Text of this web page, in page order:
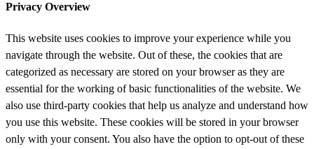
Privacy Overview
This website uses cookies to improve your experience while you
navigate through the website. Out of these, the cookies that are
categorized as necessary are stored on your browser as they are
essential for the working of basic functionalities of the website. We
also use third-party cookies that help us analyze and understand how
you use this website. These cookies will be stored in your browser
only with your consent. You also have the option to opt-out of these